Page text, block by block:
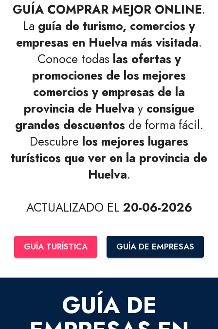
GUÍA COMPRAR MEJOR ONLINE.
La guía de turismo, comercios y
empresas en Huelva más visitada.
Conoce todas las ofertas y
promociones de los mejores
comercios y empresas de la
provincia de Huelva y consigue
grandes descuentos de forma fácil.
Descubre los mejores lugares
turísticos que ver en la provincia de
Huelva.
ACTUALIZADO EL 20-06-2026
GUÍA TURÍSTICA GUÍA DE EMPRESAS
GUÍA DE